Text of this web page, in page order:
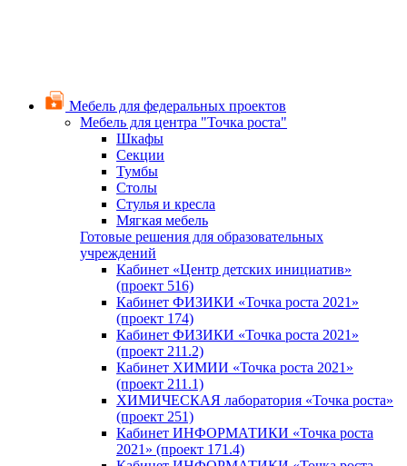
Мебель для федеральных проектов
Мебель для центра "Точка роста"
Шкафы
Секции
Тумбы
Столы
Стулья и кресла
Мягкая мебель
Готовые решения для образовательных
учреждений
Кабинет «Центр детских инициатив»
(проект 516)
Кабинет ФИЗИКИ «Точка роста 2021»
(проект 174)
Кабинет ФИЗИКИ «Точка роста 2021»
(проект 211.2)
Кабинет ХИМИИ «Точка роста 2021»
(проект 211.1)
ХИМИЧЕСКАЯ лаборатория «Точка роста»
(проект 251)
Кабинет ИНФОРМАТИКИ «Точка роста
2021» (проект 171.4)